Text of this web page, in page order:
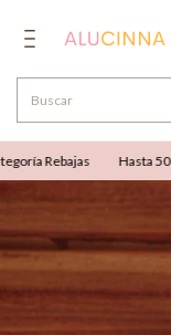
Rebajas Hasta 50%